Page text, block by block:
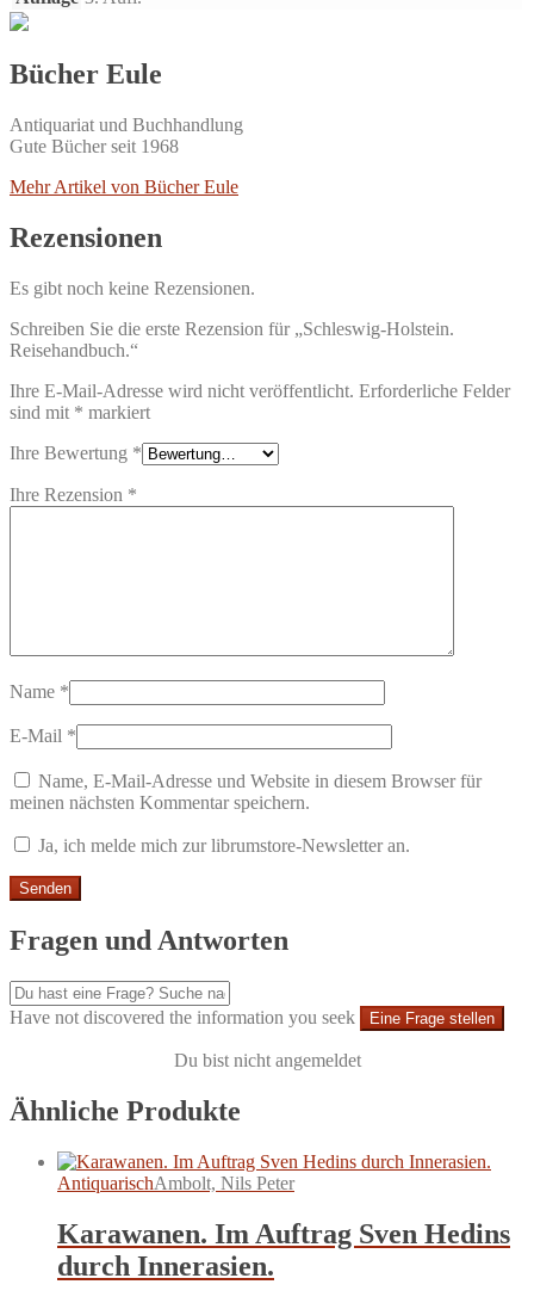
Bücher Eule
Antiquariat und Buchhandlung
Gute Bücher seit 1968
Mehr Artikel von Bücher Eule
Rezensionen
Es gibt noch keine Rezensionen.
Schreiben Sie die erste Rezension für „Schleswig-Holstein.
Reisehandbuch.“
Ihre E-Mail-Adresse wird nicht veröffentlicht. Erforderliche Felder
sind mit * markiert
Ihre Bewertung *
Ihre Rezension *
Name *
E-Mail *
Name, E-Mail-Adresse und Website in diesem Browser für
meinen nächsten Kommentar speichern.
Ja, ich melde mich zur librumstore-Newsletter an.
Fragen und Antworten
Have not discovered the information you seek Eine Frage stellen
Du bist nicht angemeldet
Ähnliche Produkte
AntiquarischAmbolt, Nils Peter
Karawanen. Im Auftrag Sven Hedins
durch Innerasien.